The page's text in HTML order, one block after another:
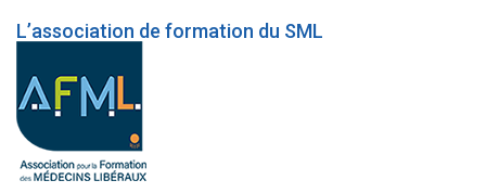
L’association de formation du SML